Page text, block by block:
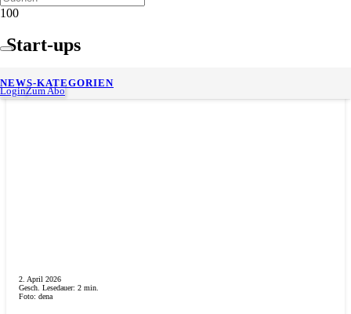
LoginZum Abo
NEWS-KATEGORIEN
Start-ups
2. April 2026
Gesch. Lesedauer: 2 min.
Foto: dena